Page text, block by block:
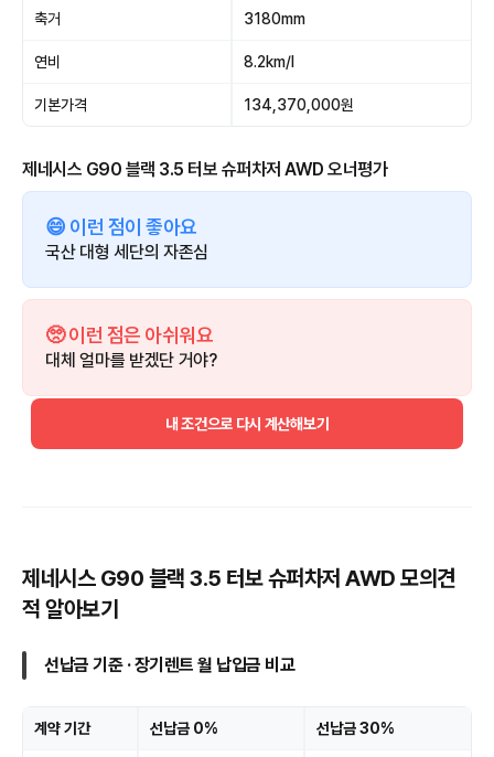
축거 3180mm
연비 8.2km/l
기본가격 134,370,000원
제네시스 G90 블랙 3.5 터보 슈퍼차저 AWD 오너평가
😄 이런 점이 좋아요
국산 대형 세단의 자존심
🥺 이런 점은 아쉬워요
대체 얼마를 받겠단 거야?
내 조건으로 다시 계산해보기
제네시스 G90 블랙 3.5 터보 슈퍼차저 AWD 모의견
적 알아보기
선납금 기준 · 장기렌트 월 납입금 비교
계약 기간 선납금 0% 선납금 30%